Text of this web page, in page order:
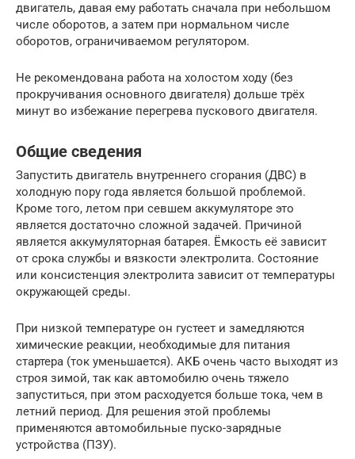
двигатель, давая ему работать сначала при небольшом
числе оборотов, а затем при нормальном числе
оборотов, ограничиваемом регулятором.
Не рекомендована работа на холостом ходу (без
прокручивания основного двигателя) дольше трёх
минут во избежание перегрева пускового двигателя.
Общие сведения
Запустить двигатель внутреннего сгорания (ДВС) в
холодную пору года является большой проблемой.
Кроме того, летом при севшем аккумуляторе это
является достаточно сложной задачей. Причиной
является аккумуляторная батарея. Ёмкость её зависит
от срока службы и вязкости электролита. Состояние
или консистенция электролита зависит от температуры
окружающей среды.
При низкой температуре он густеет и замедляются
химические реакции, необходимые для питания
стартера (ток уменьшается). АКБ очень часто выходят из
строя зимой, так как автомобилю очень тяжело
запуститься, при этом расходуется больше тока, чем в
летний период. Для решения этой проблемы
применяются автомобильные пуско-зарядные
устройства (ПЗУ).